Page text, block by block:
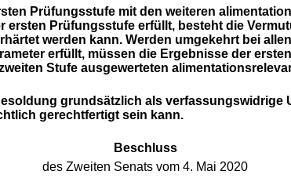
Prüfungsstufe mit den weiteren
ersten Prüfungsstufe erfüllt, besteht die
werden kann. Werden umgekehrt bei
erfüllt, müssen die Ergebnisse der
Stufe ausgewerteten
grundsätzlich als
gerechtfertigt sein kann.
Beschluss
des Zweiten Senats vom 4. Mai 2020